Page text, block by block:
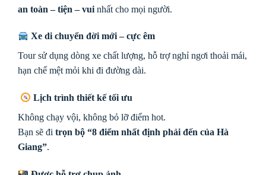
an toàn – tiện – vui nhất cho mọi người.
Xe di chuyển đời mới – cực êm
Tour sử dụng dòng xe chất lượng, hỗ trợ nghỉ ngơi thoải mái,
hạn chế mệt mỏi khi đi đường dài.
Lịch trình thiết kế tối ưu
Không chạy vội, không bỏ lỡ điểm hot.
Bạn sẽ đi trọn bộ “8 điểm nhất định phải đến của Hà
Giang”.